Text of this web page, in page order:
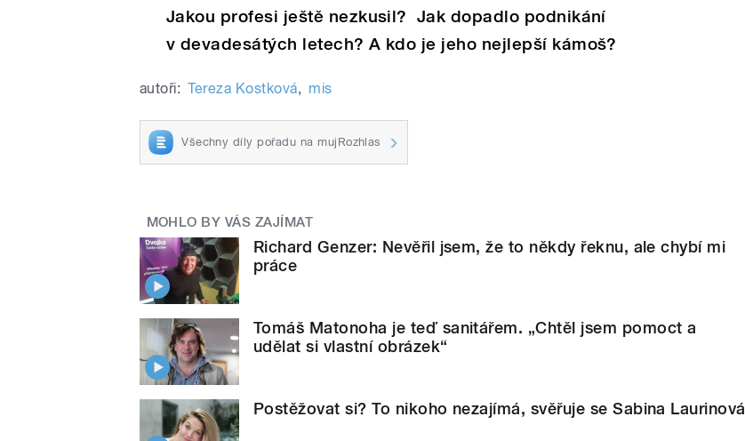
Jakou profesi ještě nezkusil? Jak dopadlo podnikání
v devadesátých letech? A kdo je jeho nejlepší kámoš?
autoři: Tereza Kostková, mis
Všechny díly pořadu na mujRozhlas
MOHLO BY VÁS ZAJÍMAT
Richard Genzer: Nevěřil jsem, že to někdy řeknu, ale chybí mi
práce
Tomáš Matonoha je teď sanitářem. „Chtěl jsem pomoct a
udělat si vlastní obrázek“
Postěžovat si? To nikoho nezajímá, svěřuje se Sabina Laurinová